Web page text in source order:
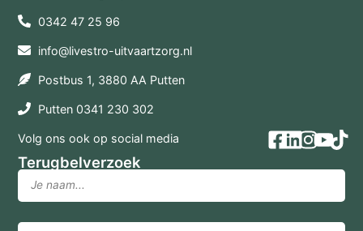
0342 47 25 96
info@livestro-uitvaartzorg.nl
Postbus 1, 3880 AA Putten
Putten 0341 230 302
Volg ons ook op social media
Terugbelverzoek